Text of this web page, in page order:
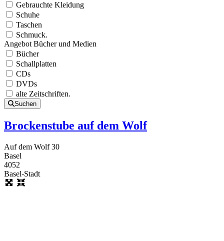
Gebrauchte Kleidung
Schuhe
Taschen
Schmuck.
Angebot Bücher und Medien
Bücher
Schallplatten
CDs
DVDs
alte Zeitschriften.
Suchen
Brockenstube auf dem Wolf
Auf dem Wolf 30
Basel
4052
Basel-Stadt